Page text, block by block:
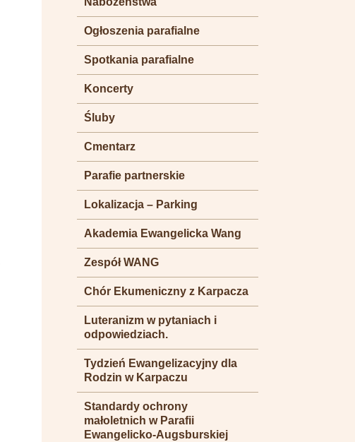
Ogłoszenia parafialne
Spotkania parafialne
Koncerty
Śluby
Cmentarz
Parafie partnerskie
Lokalizacja – Parking
Akademia Ewangelicka Wang
Zespół WANG
Chór Ekumeniczny z Karpacza
Luteranizm w pytaniach i
odpowiedziach.
Tydzień Ewangelizacyjny dla
Rodzin w Karpaczu
Standardy ochrony
małoletnich w Parafii
Ewangelicko-Augsburskiej